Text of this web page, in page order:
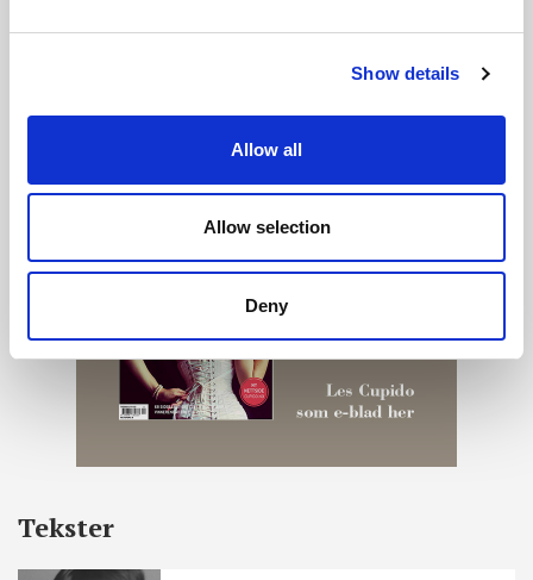
Show details
Allow all
Allow selection
Deny
Tekster